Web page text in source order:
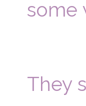
some
They